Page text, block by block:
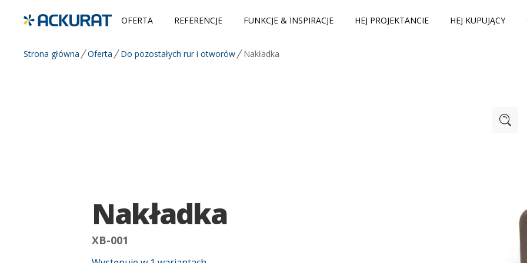
OFERTA REFERENCJE FUNKCJE & INSPIRACJE HEJ PROJEKTANCIE HEJ KUPUJĄCY
Strona główna Oferta Do pozostałych rur i otworów Nakładka
Nakładka
XB-001